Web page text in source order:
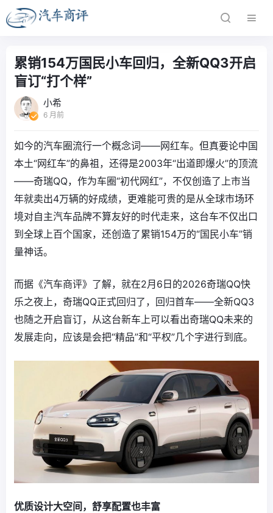
累销154万国民小车回归，全新QQ3开启
盲订“打个样”
小希
6 月前
如今的汽车圈流行一个概念词——网红车。但真要论中国
本土“网红车”的鼻祖，还得是2003年“出道即爆火”的顶流
——奇瑞QQ，作为车圈“初代网红”，不仅创造了上市当
年就卖出4万辆的好成绩，更难能可贵的是从全球市场环
境对自主汽车品牌不算友好的时代走来，这台车不仅出口
到全球上百个国家，还创造了累销154万的“国民小车”销
量神话。
而据《汽车商评》了解，就在2月6日的2026奇瑞QQ快
乐之夜上，奇瑞QQ正式回归了，回归首车——全新QQ3
也随之开启盲订，从这台新车上可以看出奇瑞QQ未来的
发展走向，应该是会把“精品”和“平权”几个字进行到底。
优质设计大空间，舒享配置也丰富